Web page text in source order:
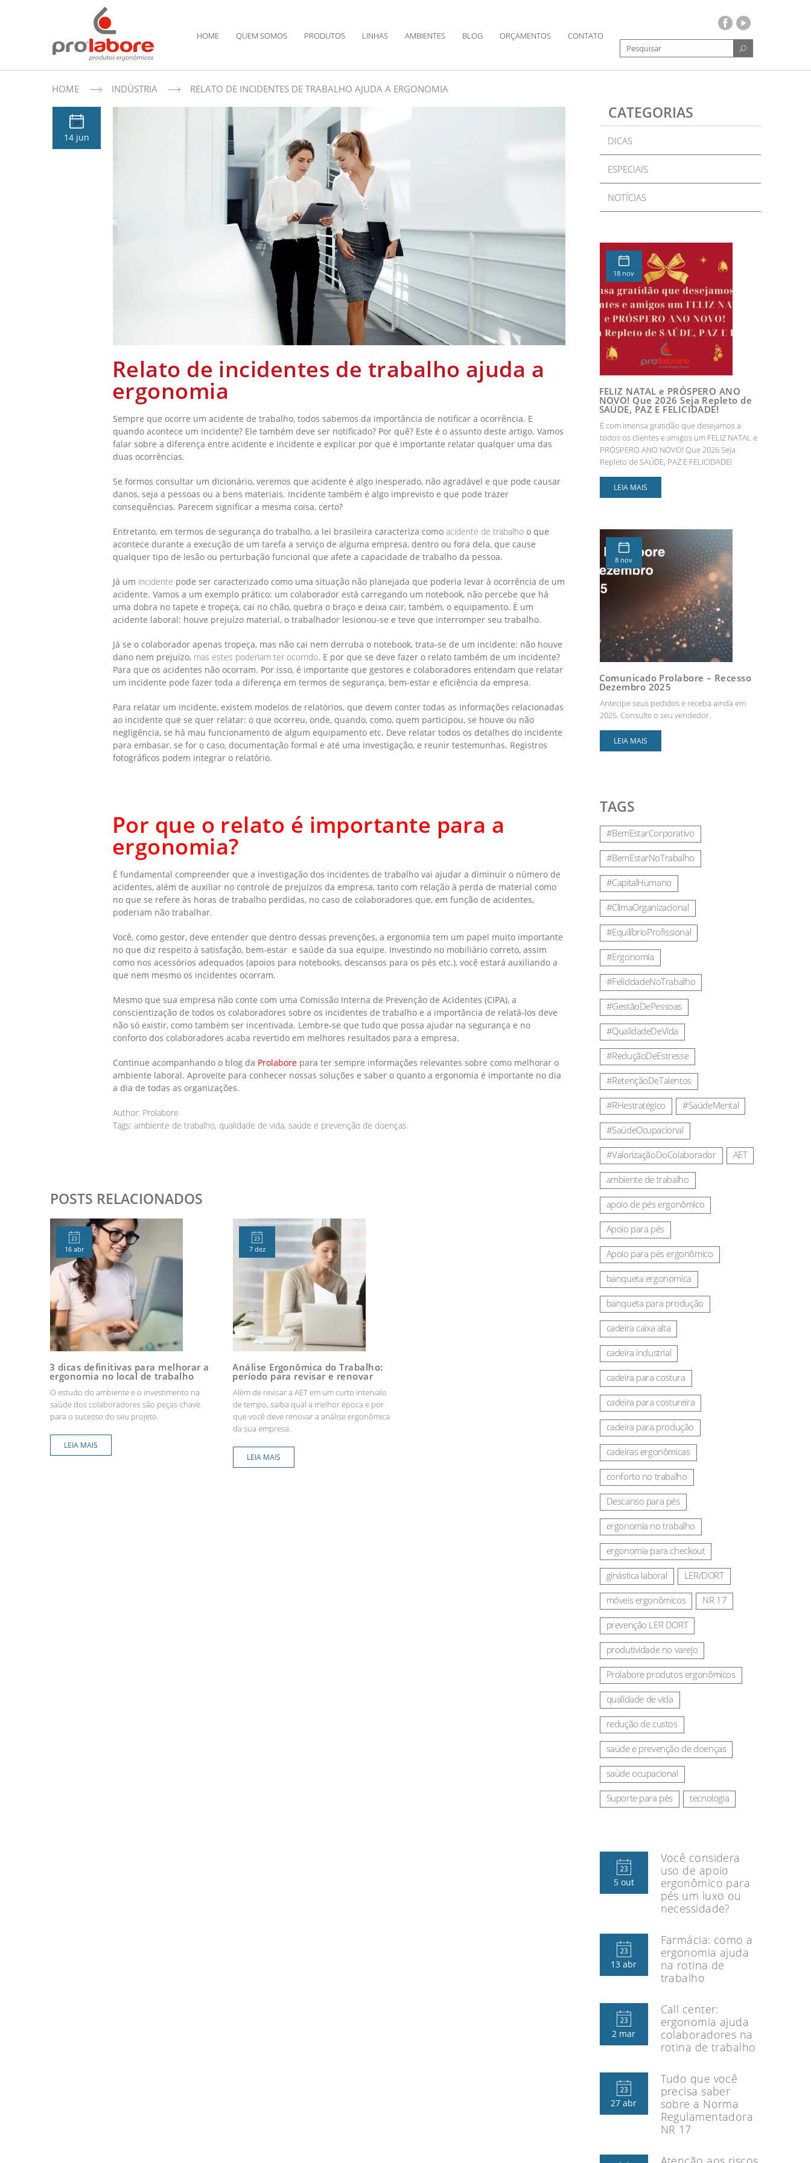
HOME QUEM SOMOS PRODUTOS LINHAS AMBIENTES BLOG ORÇAMENTOS CONTATO
HOME INDÚSTRIA RELATO DE INCIDENTES DE TRABALHO AJUDA A ERGONOMIA
19
14 jun
Relato de incidentes de trabalho ajuda a
ergonomia
Sempre que ocorre um acidente de trabalho, todos sabemos da importância de notificar a ocorrência. E
quando acontece um incidente? Ele também deve ser notificado? Por quê? Este é o assunto deste artigo. Vamos
falar sobre a diferença entre acidente e incidente e explicar por que é importante relatar qualquer uma das
duas ocorrências.
Se formos consultar um dicionário, veremos que acidente é algo inesperado, não agradável e que pode causar
danos, seja a pessoas ou a bens materiais. Incidente também é algo imprevisto e que pode trazer
consequências. Parecem significar a mesma coisa, certo?
Entretanto, em termos de segurança do trabalho, a lei brasileira caracteriza como acidente de trabalho o que
acontece durante a execução de um tarefa a serviço de alguma empresa, dentro ou fora dela, que cause
qualquer tipo de lesão ou perturbação funcional que afete a capacidade de trabalho da pessoa.
Já um incidente pode ser caracterizado como uma situação não planejada que poderia levar à ocorrência de um
acidente. Vamos a um exemplo prático: um colaborador está carregando um notebook, não percebe que há
uma dobra no tapete e tropeça, cai no chão, quebra o braço e deixa cair, também, o equipamento. É um
acidente laboral: houve prejuízo material, o trabalhador lesionou-se e teve que interromper seu trabalho.
Já se o colaborador apenas tropeça, mas não cai nem derruba o notebook, trata-se de um incidente: não houve
dano nem prejuízo, mas estes poderiam ter ocorrido. E por que se deve fazer o relato também de um incidente?
Para que os acidentes não ocorram. Por isso, é importante que gestores e colaboradores entendam que relatar
um incidente pode fazer toda a diferença em termos de segurança, bem-estar e eficiência da empresa.
Para relatar um incidente, existem modelos de relatórios, que devem conter todas as informações relacionadas
ao incidente que se quer relatar: o que ocorreu, onde, quando, como, quem participou, se houve ou não
negligência, se há mau funcionamento de algum equipamento etc. Deve relatar todos os detalhes do incidente
para embasar, se for o caso, documentação formal e até uma investigação, e reunir testemunhas. Registros
fotográficos podem integrar o relatório.
Por que o relato é importante para a
ergonomia?
É fundamental compreender que a investigação dos incidentes de trabalho vai ajudar a diminuir o número de
acidentes, além de auxiliar no controle de prejuízos da empresa, tanto com relação à perda de material como
no que se refere às horas de trabalho perdidas, no caso de colaboradores que, em função de acidentes,
poderiam não trabalhar.
Você, como gestor, deve entender que dentro dessas prevenções, a ergonomia tem um papel muito importante
no que diz respeito à satisfação, bem-estar e saúde da sua equipe. Investindo no mobiliário correto, assim
como nos acessórios adequados (apoios para notebooks, descansos para os pés etc.), você estará auxiliando a
que nem mesmo os incidentes ocorram.
Mesmo que sua empresa não conte com uma Comissão Interna de Prevenção de Acidentes (CIPA), a
conscientização de todos os colaboradores sobre os incidentes de trabalho e a importância de relatá-los deve
não só existir, como também ser incentivada. Lembre-se que tudo que possa ajudar na segurança e no
conforto dos colaboradores acaba revertido em melhores resultados para a empresa.
Continue acompanhando o blog da Prolabore para ter sempre informações relevantes sobre como melhorar o
ambiente laboral. Aproveite para conhecer nossas soluções e saber o quanto a ergonomia é importante no dia
a dia de todas as organizações.
Author: Prolabore
Tags: ambiente de trabalho, qualidade de vida, saúde e prevenção de doenças
POSTS RELACIONADOS
16 abr
3 dicas definitivas para melhorar a
ergonomia no local de trabalho
O estudo do ambiente e o investimento na
saúde dos colaboradores são peças-chave
para o sucesso do seu projeto.
LEIA MAIS
7 dez
Análise Ergonômica do Trabalho:
período para revisar e renovar
Além de revisar a AET em um curto intervalo
de tempo, saiba qual a melhor época e por
que você deve renovar a análise ergonômica
da sua empresa.
LEIA MAIS
CATEGORIAS
DICAS
ESPECIAIS
NOTÍCIAS
18 nov
FELIZ NATAL e PRÓSPERO ANO
NOVO! Que 2026 Seja Repleto de
SAÚDE, PAZ E FELICIDADE!
É com imensa gratidão que desejamos a
todos os clientes e amigos um FELIZ NATAL e
PRÓSPERO ANO NOVO! Que 2026 Seja
Repleto de SAÚDE, PAZ E FELICIDADE!
LEIA MAIS
8 nov
Comunicado Prolabore – Recesso
Dezembro 2025
Antecipe seus pedidos e receba ainda em
2025. Consulte o seu vendedor.
LEIA MAIS
TAGS
#BemEstarCorporativo
#BemEstarNoTrabalho
#CapitalHumano
#ClimaOrganizacional
#EquilíbrioProfissional
#Ergonomia
#FelicidadeNoTrabalho
#GestãoDePessoas
#QualidadeDeVida
#ReduçãoDeEstresse
#RetençãoDeTalentos
#RHestratégico #SaúdeMental
#SaúdeOcupacional
#ValorizaçãoDoColaborador AET
ambiente de trabalho
apoio de pés ergonômico
Apoio para pés
Apoio para pés ergonômico
banqueta ergonomica
banqueta para produção
cadeira caixa alta
cadeira industrial
cadeira para costura
cadeira para costureira
cadeira para produção
cadeiras ergonômicas
conforto no trabalho
Descanso para pés
ergonomia no trabalho
ergonomia para checkout
ginástica laboral LER/DORT
móveis ergonômicos NR 17
prevenção LER DORT
produtividade no varejo
Prolabore produtos ergonômicos
qualidade de vida
redução de custos
saúde e prevenção de doenças
saúde ocupacional
Suporte para pés tecnologia
5 out
Você considera
uso de apoio
ergonômico para
pés um luxo ou
necessidade?
13 abr
Farmácia: como a
ergonomia ajuda
na rotina de
trabalho
2 mar
Call center:
ergonomia ajuda
colaboradores na
rotina de trabalho
27 abr
Tudo que você
precisa saber
sobre a Norma
Regulamentadora
NR 17